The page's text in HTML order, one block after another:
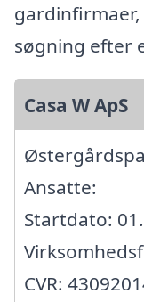
søgning efter
Casa W ApS
Ansatte:
Startdato:
CVR: